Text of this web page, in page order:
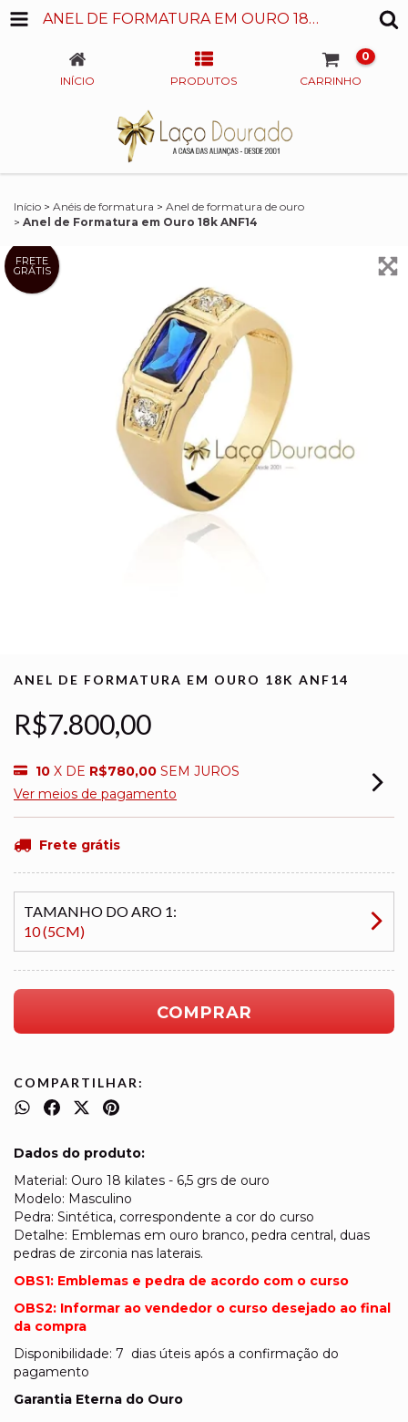
ANEL DE FORMATURA EM OURO 18K ANF14
INÍCIO PRODUTOS CARRINHO
0
Início > Anéis de formatura > Anel de formatura de ouro
> Anel de Formatura em Ouro 18k ANF14
FRETE
GRÁTIS
ANEL DE FORMATURA EM OURO 18K ANF14
R$7.800,00
10 X DE R$780,00 SEM JUROS
Ver meios de pagamento
Frete grátis
TAMANHO DO ARO 1:
10 (5CM)
COMPARTILHAR:
Dados do produto:
Material: Ouro 18 kilates - 6,5 grs de ouro
Modelo: Masculino
Pedra: Sintética, correspondente a cor do curso
Detalhe: Emblemas em ouro branco, pedra central, duas
pedras de zirconia nas laterais.
OBS1: Emblemas e pedra de acordo com o curso
OBS2: Informar ao vendedor o curso desejado ao final
da compra
Disponibilidade: 7 dias úteis após a confirmação do
pagamento
Garantia Eterna do Ouro